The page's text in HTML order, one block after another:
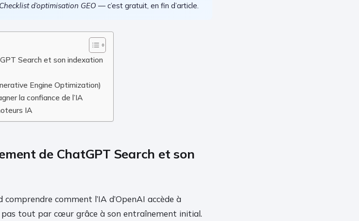
Checklist d’optimisation GEO — c’est gratuit, en fin d’article.
Search et son indexation
Engine Optimization)
la confiance de l’IA
IA
de ChatGPT Search et son
comment l’IA d’OpenAI accède à
pas tout par cœur grâce à son entraînement initial.